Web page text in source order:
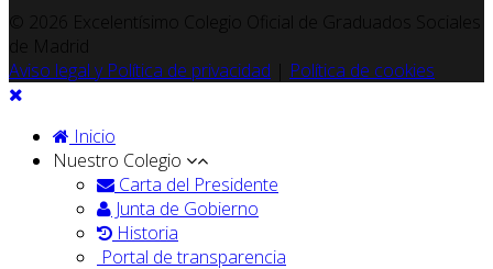
© 2026 Excelentísimo Colegio Oficial de Graduados Sociales
de Madrid
Aviso legal y Política de privacidad
Política de cookies
Inicio
Nuestro Colegio
Carta del Presidente
Junta de Gobierno
Historia
Portal de transparencia